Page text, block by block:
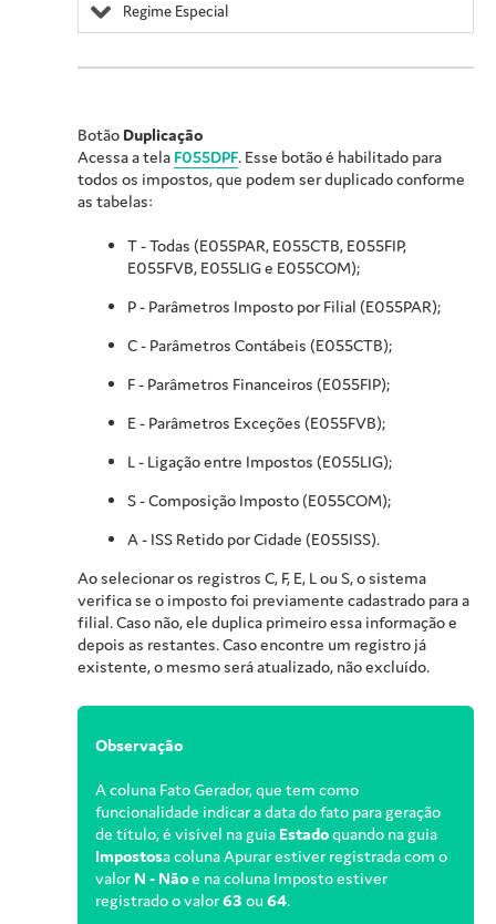
Regime Especial
Botão Duplicação
Acessa a tela F055DPF. Esse botão é habilitado para
todos os impostos, que podem ser duplicado conforme
as tabelas:
T - Todas (E055PAR, E055CTB, E055FIP,
E055FVB, E055LIG e E055COM);
P - Parâmetros Imposto por Filial (E055PAR);
C - Parâmetros Contábeis (E055CTB);
F - Parâmetros Financeiros (E055FIP);
E - Parâmetros Exceções (E055FVB);
L - Ligação entre Impostos (E055LIG);
S - Composição Imposto (E055COM);
A - ISS Retido por Cidade (E055ISS).
Ao selecionar os registros C, F, E, L ou S, o sistema
verifica se o imposto foi previamente cadastrado para a
filial. Caso não, ele duplica primeiro essa informação e
depois as restantes. Caso encontre um registro já
existente, o mesmo será atualizado, não excluído.
Observação
A coluna Fato Gerador, que tem como
funcionalidade indicar a data do fato para geração
de título, é visível na guia Estadoquando na guia
Impostosa coluna Apurar estiver registrada com o
valorN - Nãoe na coluna Imposto estiver
registrado o valor63 ou64.